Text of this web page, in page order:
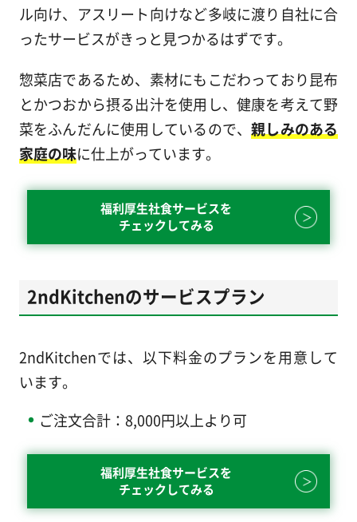
ル向け、アスリート向けなど多岐に渡り自社に合
ったサービスがきっと見つかるはずです。
惣菜店であるため、素材にもこだわっており昆布
とかつおから摂る出汁を使用し、健康を考えて野
菜をふんだんに使用しているので、親しみのある
家庭の味に仕上がっています。
福利厚生社食サービスを
チェックしてみる
2ndKitchenのサービスプラン
2ndKitchenでは、以下料金のプランを用意して
います。
ご注文合計：8,000円以上より可
福利厚生社食サービスを
チェックしてみる